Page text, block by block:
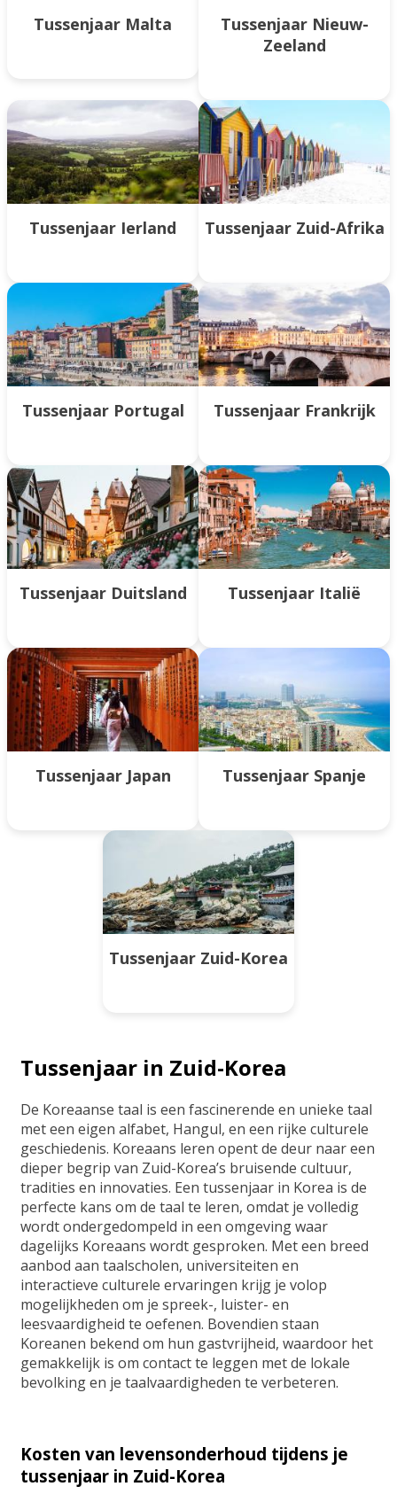
Tussenjaar Malta
Tussenjaar Nieuw-
Zeeland
Tussenjaar Ierland Tussenjaar Zuid-Afrika
Tussenjaar Portugal Tussenjaar Frankrijk
Tussenjaar Duitsland Tussenjaar Italië
Tussenjaar Japan Tussenjaar Spanje
Tussenjaar Zuid-Korea
Tussenjaar in Zuid-Korea
De Koreaanse taal is een fascinerende en unieke taal
met een eigen alfabet, Hangul, en een rijke culturele
geschiedenis. Koreaans leren opent de deur naar een
dieper begrip van Zuid-Korea’s bruisende cultuur,
tradities en innovaties. Een tussenjaar in Korea is de
perfecte kans om de taal te leren, omdat je volledig
wordt ondergedompeld in een omgeving waar
dagelijks Koreaans wordt gesproken. Met een breed
aanbod aan taalscholen, universiteiten en
interactieve culturele ervaringen krijg je volop
mogelijkheden om je spreek-, luister- en
leesvaardigheid te oefenen. Bovendien staan
Koreanen bekend om hun gastvrijheid, waardoor het
gemakkelijk is om contact te leggen met de lokale
bevolking en je taalvaardigheden te verbeteren.
Kosten van levensonderhoud tijdens je
tussenjaar in Zuid-Korea